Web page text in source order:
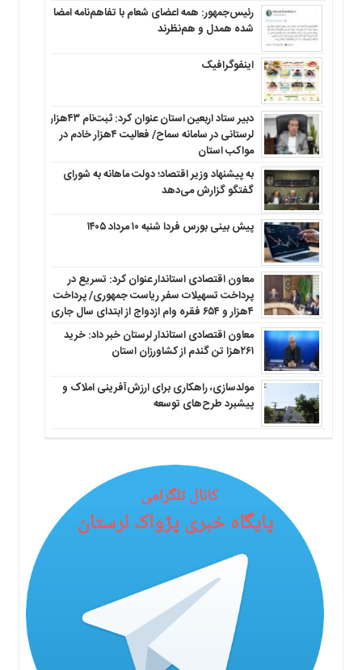
رئیس‌جمهور: همه اعضای شعام با تفاهم‌نامه امضا
شده همدل و هم‌نظرند
اینفوگرافیک
دبیر ستاد اربعین استان عنوان کرد: ثبت‌نام ۴۳هزار
لرستانی در سامانه سماح/ فعالیت ۴هزار خادم در
مواکب استان
به پیشنهاد وزیر اقتصاد؛ دولت ماهانه به شورای
گفتگو گزارش می‌دهد
پیش بینی بورس فردا شنبه ۱۰ مرداد ۱۴۰۵
معاون اقتصادی استاندار عنوان کرد: تسریع در
پرداخت تسهیلات سفر ریاست جمهوری/ پرداخت
۴هزار و ۶۵۴ فقره وام ازدواج از ابتدای سال جاری
معاون اقتصادی استاندار لرستان خبر داد: خرید
۲۶۱هزا تن گندم از کشاورزان استان
مولدسازی، راهکاری برای ارزش‌آفرینی املاک و
پیشبرد طرح‌های توسعه